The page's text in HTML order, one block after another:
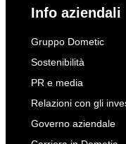
Info aziendali
Gruppo Dometic
Sostenibilità
PR e media
Relazioni con gli
Governo aziendale